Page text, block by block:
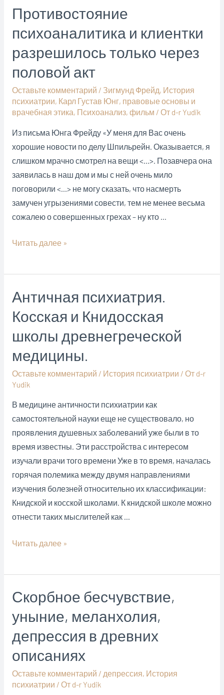
Владимира
грибы
Противостояние
психоаналитика и клиентки
разрешилось только через
половой акт
Оставьте комментарий / Зигмунд Фрейд, История
психиатрии, Карл Густав Юнг, правовые основы и
врачебная этика, Психоанализ, фильм / От d-r Yudik
Из письма Юнга Фрейду «У меня для Вас очень
хорошие новости по делу Шпильрейн. Оказывается, я
слишком мрачно смотрел на вещи <…>. Позавчера она
заявилась в наш дом и мы с ней очень мило
поговорили <…> не могу сказать, что насмерть
замучен угрызениями совести, тем не менее весьма
сожалею о совершенных грехах – ну кто …
Противостояние
разрешилось
только
половой
акт
Читать далее »
Античная психиатрия.
Косская и Книдосская
школы древнегреческой
медицины.
Оставьте комментарий / История психиатрии / От d-r
Yudik
В медицине античности психиатрии как
самостоятельной науки еще не существовало, но
проявления душевных заболеваний уже были в то
время известны. Эти расстройства с интересом
изучали врачи того времени Уже в то время, началась
горячая полемика между двумя направлениями
изучения болезней относительно их классификации:
Книдской и косской школами. К книдской школе можно
отнести таких мыслителей как …
Античная
Книдосская
школы
древнегреческой
медицины.
Читать далее »
Скорбное бесчувствие,
уныние, меланхолия,
депрессия в древних
описаниях
Оставьте комментарий / депрессия, История
психиатрии / От d-r Yudik